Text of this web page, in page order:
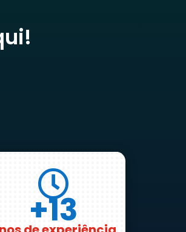

+13